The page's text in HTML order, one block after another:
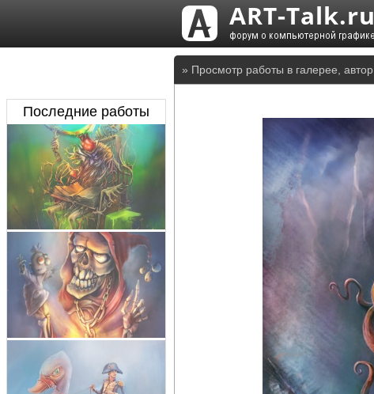
» Просмотр работы в галерее, автор
Последние работы